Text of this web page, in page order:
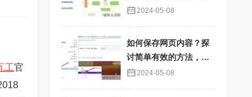
工官
性与用户体验优化
2024-05-08
如何保存网页内容？探
讨简单有效的方法，确
保信息永久可用
2024-05-08